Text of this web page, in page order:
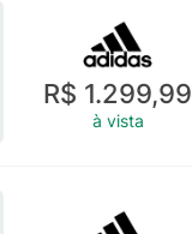
R$ 1.299,99
à vista